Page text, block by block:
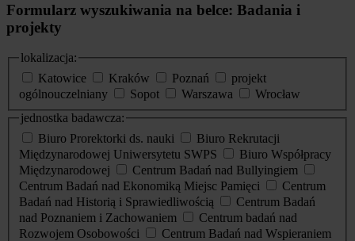
Formularz wyszukiwania na belce: Badania i
projekty
lokalizacja:
Katowice
Kraków Poznań
projekt
ogólnouczelniany
Sopot Warszawa
Wrocław
jednostka badawcza:
Biuro Prorektorki ds. nauki
Biuro Rekrutacji
Międzynarodowej Uniwersytetu SWPS
Biuro Współpracy
Międzynarodowej
Centrum Badań nad Bullyingiem
Centrum Badań nad Ekonomiką Miejsc Pamięci
Centrum
Badań nad Historią i Sprawiedliwością
Centrum Badań
nad Poznaniem i Zachowaniem
Centrum badań nad
Rozwojem Osobowości
Centrum Badań nad Wspieraniem